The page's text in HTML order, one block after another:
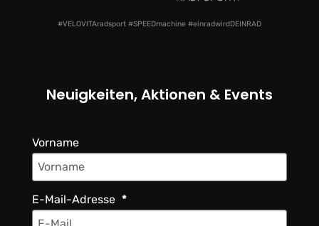
#VELOVITAradsport #SPEEDmachine #einradwirdDEINRAD
Neuigkeiten, Aktionen & Events
Vorname
E-Mail-Adresse